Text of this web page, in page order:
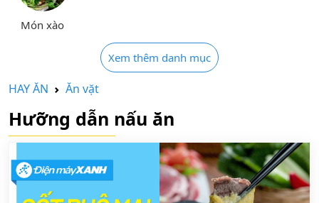
Món xào
Xem thêm danh mục
HAY ĂN Ăn vặt
Hưỡng dẫn nấu ăn